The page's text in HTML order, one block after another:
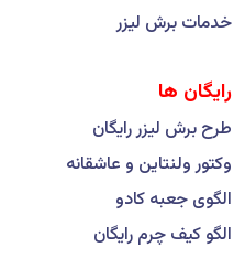
خدمات برش لیزر
رایگان ها
طرح برش لیزر رایگان
وکتور ولنتاین و عاشقانه
الگوی جعبه کادو
الگو کیف چرم رایگان